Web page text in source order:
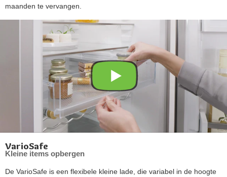
maanden te vervangen.
VarioSafe
Kleine items opbergen
De VarioSafe is een flexibele kleine lade, die variabel in de hoogte